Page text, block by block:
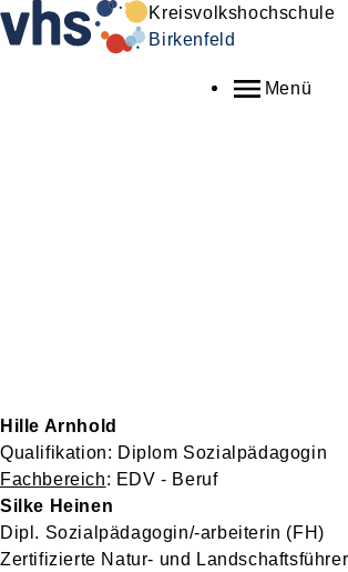
Kreisvolkshochschule
Birkenfeld
Menü
Hille Arnhold
Qualifikation: Diplom Sozialpädagogin
Fachbereich: EDV - Beruf
Silke Heinen
Dipl. Sozialpädagogin/-arbeiterin (FH)
Zertifizierte Natur- und